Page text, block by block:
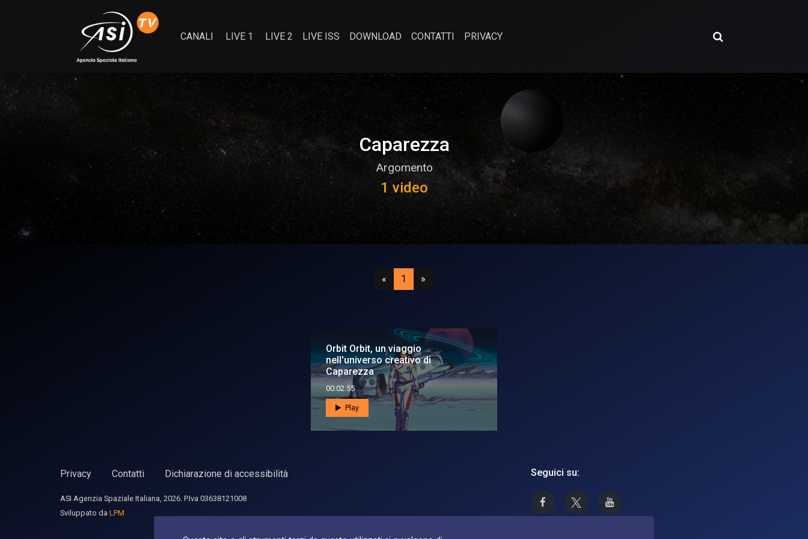
CANALI LIVE 1 LIVE 2 LIVE ISS DOWNLOAD CONTATTI PRIVACY
Caparezza
Argomento
1 video
« Precedente
1 (attuale)
»
Orbit Orbit, un viaggio
nell'universo creativo di
Caparezza
00:02:55
Play
Privacy Contatti Dichiarazione di accessibilità
ASI Agenzia Spaziale Italiana, 2026. P.Iva 03638121008
Sviluppato da LPM
Seguici su:
Asi su Facebook
Asi su X Canale Asi su YouTube